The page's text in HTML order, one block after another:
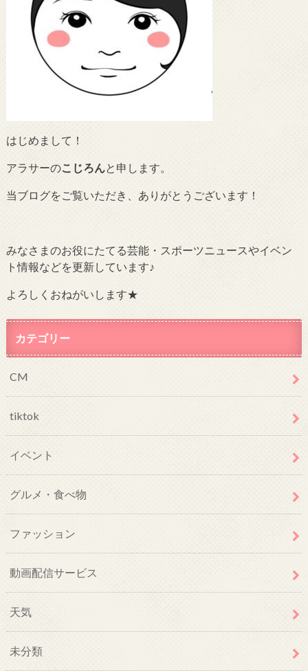
はじめまして！
アラサーのこじろんと申します。
当ブログをご覧いただき、ありがとうございます！
みなさまのお役にたてる芸能・スポーツニュースやイベン
ト情報などを更新しています♪
よろしくおねがいします★
カテゴリー
CM
tiktok
イベント
グルメ・食べ物
ファッション
動画配信サービス
天気
未分類